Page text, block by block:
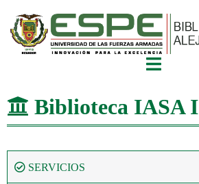
Biblioteca IASA I
SERVICIOS